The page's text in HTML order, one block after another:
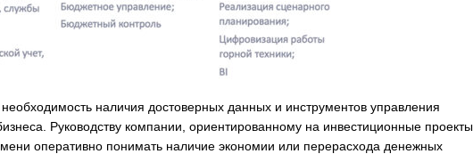
наличия достоверных данных и инструментов управления
Руководству компании, ориентированному на инвестиционные
оперативно понимать наличие экономии или перерасхода денежных